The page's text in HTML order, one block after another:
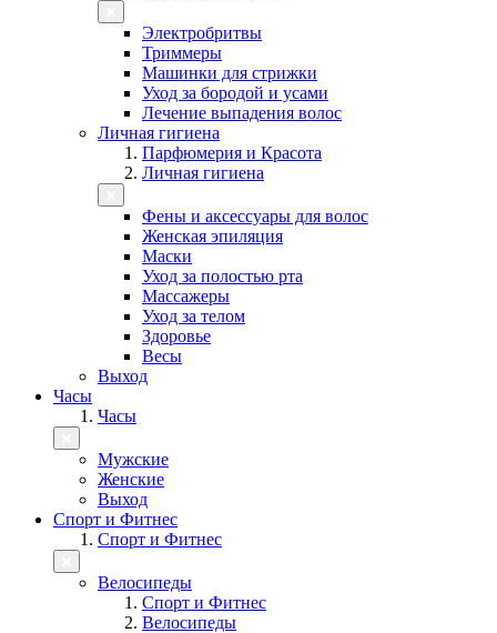
Электробритвы
Триммеры
Машинки для стрижки
Уход за бородой и усами
Лечение выпадения волос
Личная гигиена
Парфюмерия и Красота
Личная гигиена
Фены и аксессуары для волос
Женская эпиляция
Маски
Уход за полостью рта
Массажеры
Уход за телом
Здоровье
Весы
Выход
Часы
Часы
Мужские
Женские
Выход
Спорт и Фитнес
Спорт и Фитнес
Велосипеды
Спорт и Фитнес
Велосипеды